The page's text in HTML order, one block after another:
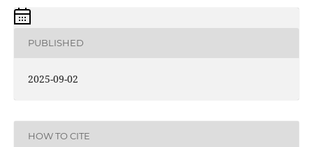
PUBLISHED
2025-09-02
HOW TO CITE